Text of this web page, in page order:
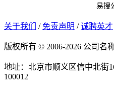
易搜
关于我们 / 免责声明 / 诚聘英才
版权所有 © 2006-2026 公司名
地址：北京市顺义区信中北街
100012